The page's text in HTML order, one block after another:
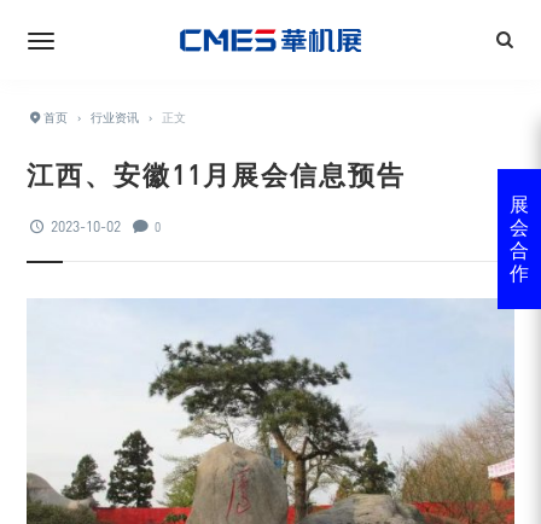
首页 › 行业资讯 › 正文
江西、安徽11月展会信息预告
2023-10-02 0
展
会
合
作